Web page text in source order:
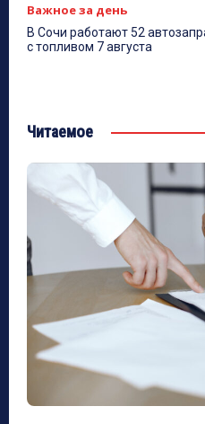
Важное за день
В Сочи работают 52
с топливом 7 августа
Читаемое